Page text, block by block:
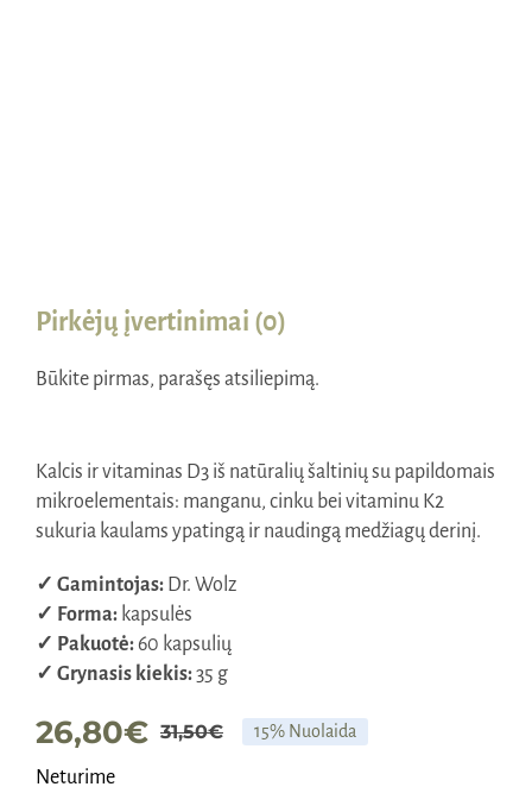
Pirkėjų įvertinimai (0)
Būkite pirmas, parašęs atsiliepimą.
Kalcis ir vitaminas D3 iš natūralių šaltinių su papildomais
mikroelementais: manganu, cinku bei vitaminu K2
sukuria kaulams ypatingą ir naudingą medžiagų derinį.
✓ Gamintojas:Dr. Wolz
✓ Forma:kapsulės
✓ Pakuotė:60 kapsulių
✓ Grynasis kiekis:35 g
31,50€Original
26,80€
Current
15% Nuolaida
Neturime